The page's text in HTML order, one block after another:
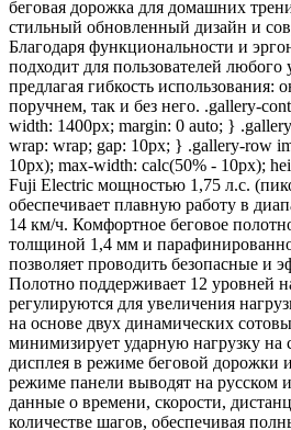
беговая дорожка для домашних
стильный обновленный дизайн и
Благодаря функциональности и
подходит для пользователей любого
предлагая гибкость использования:
поручнем, так и без него. .gallery-
width: 1400px; margin: 0 auto; }
wrap: wrap; gap: 10px; } .gallery-row
10px); max-width: calc(50% - 10px);
Fuji Electric мощностью 1,75 л.с.
обеспечивает плавную работу в
14 км/ч. Комфортное беговое
толщиной 1,4 мм и
позволяет проводить безопасные и
Полотно поддерживает 12 уровней
регулируются для увеличения
на основе двух динамических
минимизирует ударную нагрузку на
дисплея в режиме беговой дорожки
режиме панели выводят на русском
данные о времени, скорости,
количестве шагов, обеспечивая